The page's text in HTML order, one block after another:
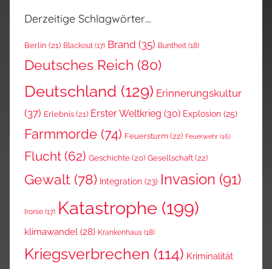
Derzeitige Schlagwörter…
Berlin (21) Blackout (17) Brand (35) Buntheit (18)
Deutsches Reich (80)
Deutschland (129) Erinnerungskultur
(37) Erlebnis (21) Erster Weltkrieg (30) Explosion (25)
Farmmorde (74) Feuersturm (22) Feuerwehr (16)
Flucht (62) Geschichte (20) Gesellschaft(22)
Gewalt (78) Integration (23) Invasion (91)
Ironie (17) Katastrophe (199)
klimawandel (28) Krankenhaus (18)
Kriegsverbrechen (114) Kriminalität